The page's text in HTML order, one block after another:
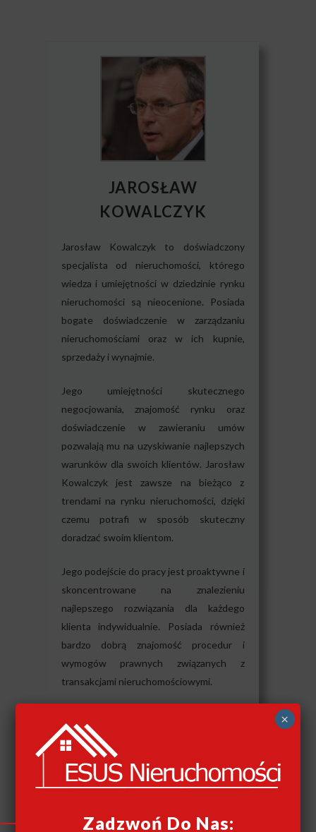
JAROSŁAW
KOWALCZYK
Jarosław Kowalczyk to doświadczony
specjalista od nieruchomości, którego
wiedza i umiejętności w dziedzinie rynku
nieruchomości są nieocenione. Posiada
bogate doświadczenie w zarządzaniu
nieruchomościami oraz w ich kupnie,
sprzedaży i wynajmie.
Jego umiejętności skutecznego
negocjowania, znajomość rynku oraz
doświadczenie w zawieraniu umów
pozwalają mu na uzyskiwanie najlepszych
warunków dla swoich klientów. Jarosław
Kowalczyk jest zawsze na bieżąco z
trendami na rynku nieruchomości, dzięki
czemu potrafi w sposób skuteczny
doradzać swoim klientom.
Jego podejście do pracy jest proaktywne i
skoncentrowane na znalezieniu
najlepszego rozwiązania dla każdego
klienta indywidualnie. Posiada również
bardzo dobrą znajomość procedur i
wymogów prawnych związanych z
transakcjami nieruchomościowymi.
profesjonalizmowi Jarosław Kowalczyk
jest w stanie skutecznie pomóc klientom
w znalezieniu idealnej nieruchomości,
zarządzaniu nieruchomością czy też
Zadzwoń Do Nas:
×